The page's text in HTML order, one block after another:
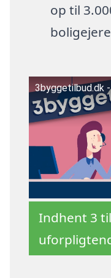
op til
boligejere
3byggetilbud.dk
Indhent 3